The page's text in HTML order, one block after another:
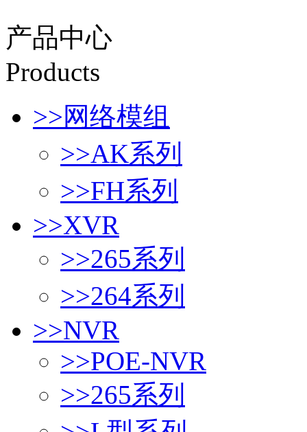
产品中心
Products
>>网络模组
>>AK系列
>>FH系列
>>XVR
>>265系列
>>264系列
>>NVR
>>POE-NVR
>>265系列